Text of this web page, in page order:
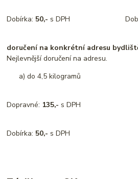
Dobírka: 50,- s DPH
doručení na konkrétní adresu
Nejlevnější doručení na adresu.
a) do 4,5 kilogramů b)
Dopravné: 135,- s DPH
Dobírka: 50,- s DPH